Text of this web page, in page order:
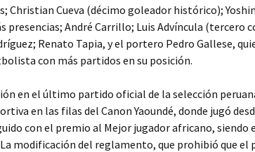
Christian Cueva (décimo goleador histórico);
presencias; André Carrillo; Luis Advíncula (tercero
Renato Tapia, y el portero Pedro Gallese,
con más partidos en su posición.
en el último partido oficial de la selección
en las filas del Canon Yaoundé, donde jugó
con el premio al Mejor jugador africano, siendo
modificación del reglamento, que prohibió que el